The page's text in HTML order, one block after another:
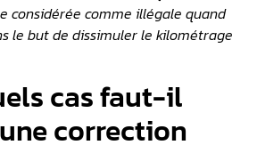
considérée comme illégale quand
le but de dissimuler le kilométrage
cas faut-il
correction